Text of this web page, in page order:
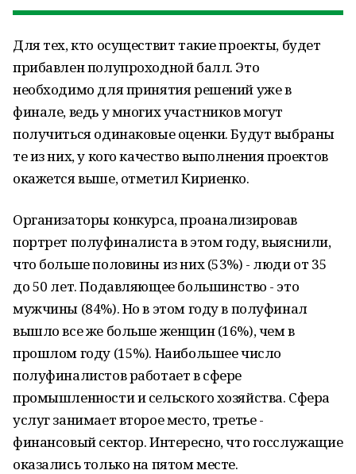
Для тех, кто осуществит такие проекты, будет
прибавлен полупроходной балл. Это
необходимо для принятия решений уже в
финале, ведь у многих участников могут
получиться одинаковые оценки. Будут выбраны
те из них, у кого качество выполнения проектов
окажется выше, отметил Кириенко.
Организаторы конкурса, проанализировав
портрет полуфиналиста в этом году, выяснили,
что больше половины из них (53%) - люди от 35
до 50 лет. Подавляющее большинство - это
мужчины (84%). Но в этом году в полуфинал
вышло все же больше женщин (16%), чем в
прошлом году (15%). Наибольшее число
полуфиналистов работает в сфере
промышленности и сельского хозяйства. Сфера
услуг занимает второе место, третье -
финансовый сектор. Интересно, что госслужащие
оказались только на пятом месте.